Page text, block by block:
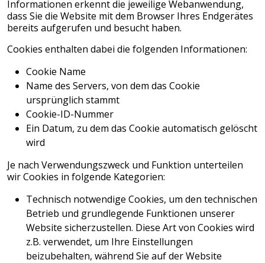
Informationen erkennt die jeweilige Webanwendung,
dass Sie die Website mit dem Browser Ihres Endgerätes
bereits aufgerufen und besucht haben.
Cookies enthalten dabei die folgenden Informationen:
Cookie Name
Name des Servers, von dem das Cookie
ursprünglich stammt
Cookie-ID-Nummer
Ein Datum, zu dem das Cookie automatisch gelöscht
wird
Je nach Verwendungszweck und Funktion unterteilen
wir Cookies in folgende Kategorien:
Technisch notwendige Cookies, um den technischen
Betrieb und grundlegende Funktionen unserer
Website sicherzustellen. Diese Art von Cookies wird
z.B. verwendet, um Ihre Einstellungen
beizubehalten, während Sie auf der Website